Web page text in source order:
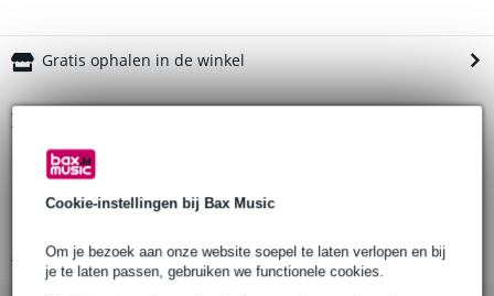
Cookie-instellingen bij Bax Music
Om je bezoek aan onze website soepel te laten verlopen en bij
je te laten passen, gebruiken we functionele cookies.
Gratis ophalen in de winkel
Productinformatie
veiligheidsring
Bekijk alle productspecificaties